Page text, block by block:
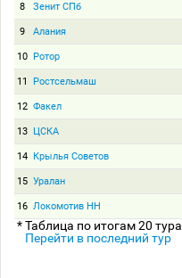
8 Зенит СПб
9 Алания
10 Ротор
11 Ростсельмаш
12 Факел
13 ЦСКА
14 Крылья Советов
15 Уралан
16 Локомотив НН
* Таблица по итогам 20 тура
Перейти в последний тур